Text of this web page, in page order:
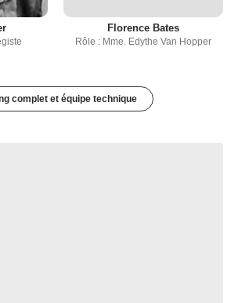
Florence Bates
Rôle : Mme. Edythe Van Hopper
complet et équipe technique